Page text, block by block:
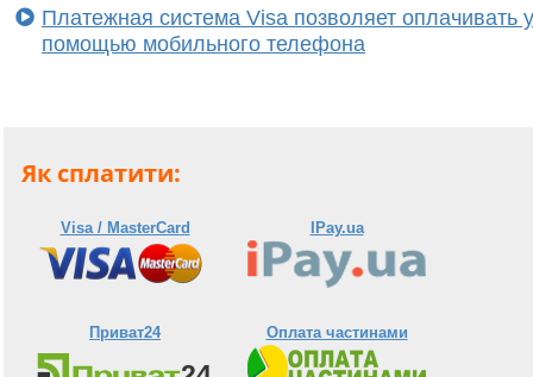
Платежная система Visa позволяет оплачивать
помощью мобильного телефона
Як сплатити:
Visa / MasterCard IPay.ua
Приват24 Оплата частинами